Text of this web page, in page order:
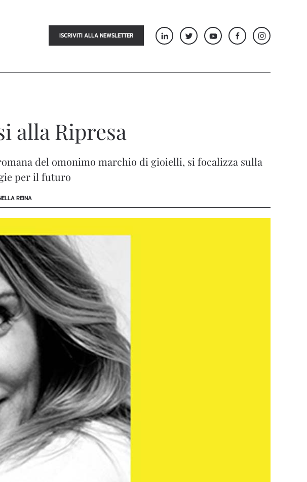
ISCRIVITI ALLA NEWSLETTER
alla Ripresa
del omonimo marchio di gioielli, si focalizza sulla
per il futuro
REINA